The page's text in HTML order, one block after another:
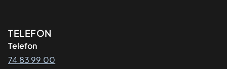
Kontaktinformasjon
TELEFON
Telefon
74 83 99 00